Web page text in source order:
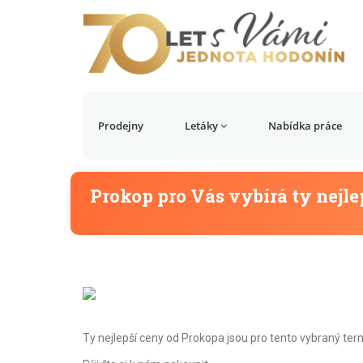
Prodejny Letáky Nabídka práce
Prokop pro Vás vybírá ty
Ty nejlepší ceny od Prokopa jsou pro tento vybraný